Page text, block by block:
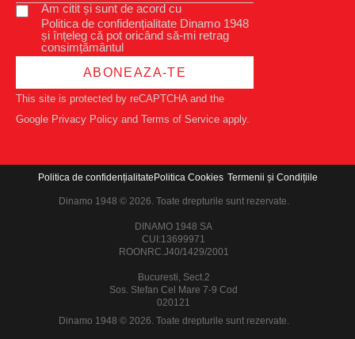
Am citit și sunt de acord cu
Politica de confidențialitate Dinamo 1948
și înțeleg că pot oricând să-mi retrag
consimțământul
ABONEAZA-TE
This site is protected by reCAPTCHA and the
Google Privacy Policy and Terms of Service apply.
Politica de confidențialitate Politica Cookies Termenii și Condițiile
Dinamo 1948 © 2026. Toate drepturile sunt rezervate.
DINAMO 1948 SA
CUI:13699971
ROONRC.J40/1429/2001
Bucuresti, Sect.2
Sos. Stefan Cel Mare 7-9 Cod
020121
Dinamo 1948 © 2026. Toate drepturile sunt rezervate.